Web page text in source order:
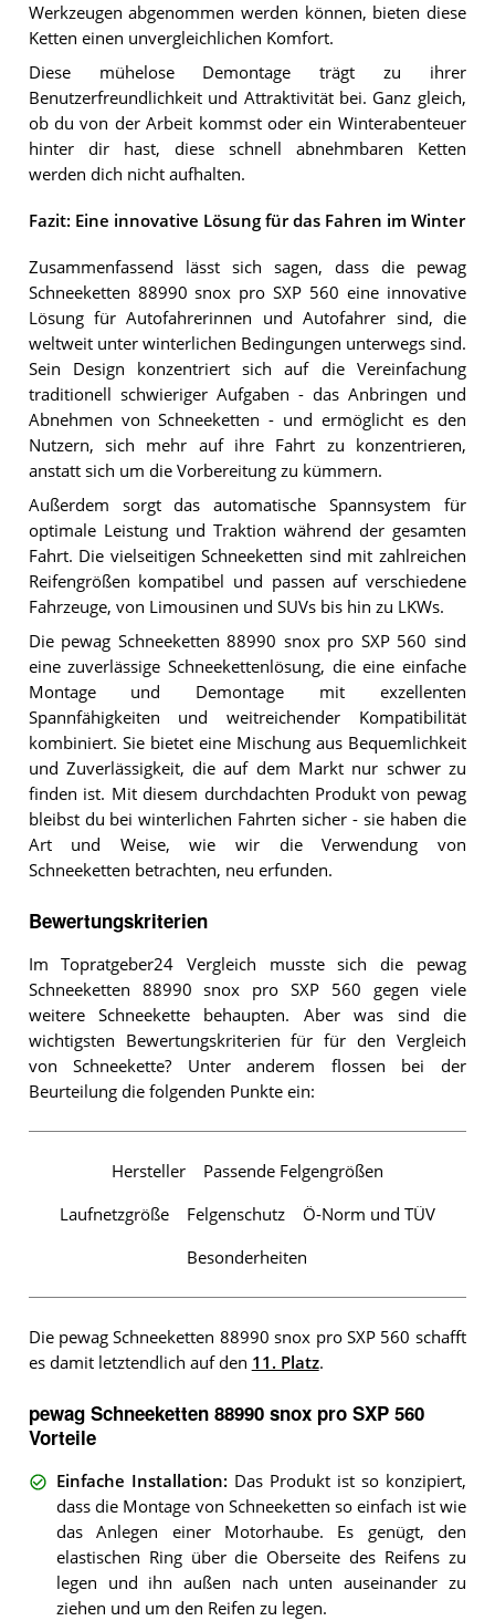
Werkzeugen abgenommen werden können, bieten diese
Ketten einen unvergleichlichen Komfort.
Diese mühelose Demontage trägt zu ihrer
Benutzerfreundlichkeit und Attraktivität bei. Ganz gleich,
ob du von der Arbeit kommst oder ein Winterabenteuer
hinter dir hast, diese schnell abnehmbaren Ketten
werden dich nicht aufhalten.
Fazit: Eine innovative Lösung für das Fahren im Winter
Zusammenfassend lässt sich sagen, dass die pewag
Schneeketten 88990 snox pro SXP 560 eine innovative
Lösung für Autofahrerinnen und Autofahrer sind, die
weltweit unter winterlichen Bedingungen unterwegs sind.
Sein Design konzentriert sich auf die Vereinfachung
traditionell schwieriger Aufgaben - das Anbringen und
Abnehmen von Schneeketten - und ermöglicht es den
Nutzern, sich mehr auf ihre Fahrt zu konzentrieren,
anstatt sich um die Vorbereitung zu kümmern.
Außerdem sorgt das automatische Spannsystem für
optimale Leistung und Traktion während der gesamten
Fahrt. Die vielseitigen Schneeketten sind mit zahlreichen
Reifengrößen kompatibel und passen auf verschiedene
Fahrzeuge, von Limousinen und SUVs bis hin zu LKWs.
Die pewag Schneeketten 88990 snox pro SXP 560 sind
eine zuverlässige Schneekettenlösung, die eine einfache
Montage und Demontage mit exzellenten
Spannfähigkeiten und weitreichender Kompatibilität
kombiniert. Sie bietet eine Mischung aus Bequemlichkeit
und Zuverlässigkeit, die auf dem Markt nur schwer zu
finden ist. Mit diesem durchdachten Produkt von pewag
bleibst du bei winterlichen Fahrten sicher - sie haben die
Art und Weise, wie wir die Verwendung von
Schneeketten betrachten, neu erfunden.
Bewertungskriterien
Im Topratgeber24 Vergleich musste sich die pewag
Schneeketten 88990 snox pro SXP 560 gegen viele
weitere Schneekette behaupten. Aber was sind die
wichtigsten Bewertungskriterien für für den Vergleich
von Schneekette? Unter anderem flossen bei der
Beurteilung die folgenden Punkte ein:
Hersteller Passende Felgengrößen
Laufnetzgröße Felgenschutz Ö-Norm und TÜV
Besonderheiten
Die pewag Schneeketten 88990 snox pro SXP 560 schafft
es damit letztendlich auf den 11. Platz.
pewag Schneeketten 88990 snox pro SXP 560
Vorteile
Einfache Installation: Das Produkt ist so konzipiert,
dass die Montage von Schneeketten so einfach ist wie
das Anlegen einer Motorhaube. Es genügt, den
elastischen Ring über die Oberseite des Reifens zu
legen und ihn außen nach unten auseinander zu
ziehen und um den Reifen zu legen.